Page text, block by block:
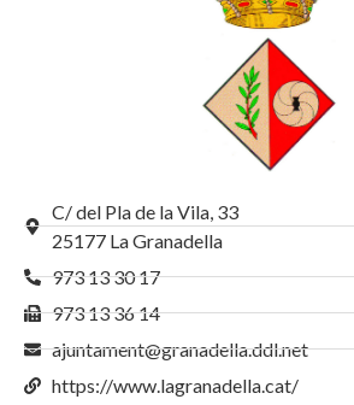
C/ del Pla de la Vila, 33
25177 La Granadella
973 13 30 17
973 13 36 14
ajuntament@granadella.ddl.net
https://www.lagranadella.cat/